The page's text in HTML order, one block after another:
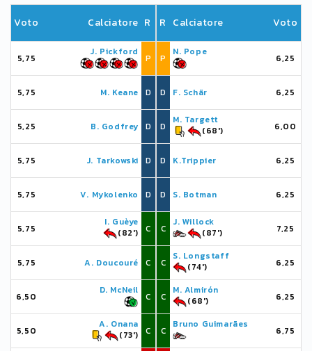
Voto Calciatore R
5,75
J. Pickford
P
5,75 M. Keane D
5,25 B. Godfrey D
5,75 J. Tarkowski D
5,75 V. Mykolenko D
5,75
I. Guèye
(82')
C
5,75 A. Doucouré C
6,50
D. McNeil
C
5,50
A. Onana
(73')
C
R Calciatore Voto
P
N. Pope
6,25
D F. Schär 6,25
D
M. Targett
(68')
6,00
D K.Trippier 6,25
D S. Botman 6,25
C
J. Willock
(87')
7,25
C
S. Longstaff
(74')
6,25
C
M. Almirón
(68')
6,25
C
Bruno Guimarães
6,75